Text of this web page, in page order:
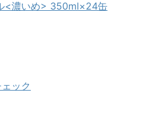
<濃いめ> 350ml×24缶
ック